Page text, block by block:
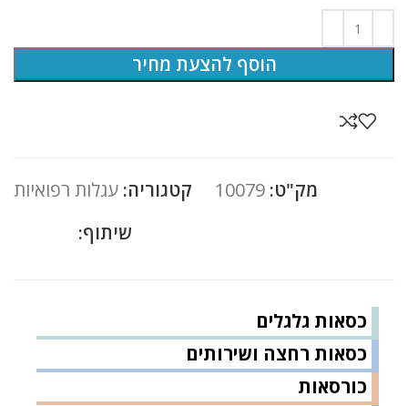
כסאות גלגלים
כסאות רחצה ושירותים
כורסאות
הוסף להצעת מחיר
מק"ט: 10079 קטגוריה: עגלות רפואיות
שיתוף: